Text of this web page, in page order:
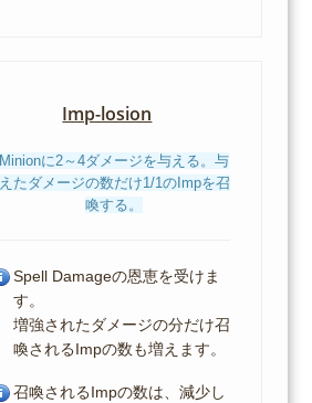
Imp-losion
Minionに2～4ダメージを与える。与
えたダメージの数だけ1/1のImpを召
喚する。
Spell Damageの恩恵を受けま
す。
増強されたダメージの分だけ召
喚されるImpの数も増えます。
召喚されるImpの数は、減少し